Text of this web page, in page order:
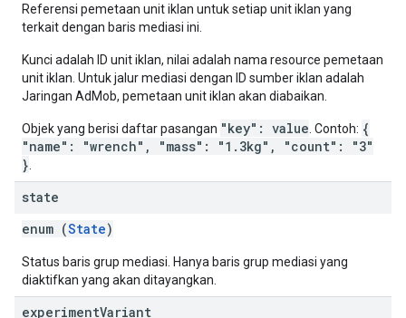
Referensi pemetaan unit iklan untuk setiap unit iklan yang
terkait dengan baris mediasi ini.
Kunci adalah ID unit iklan, nilai adalah nama resource pemetaan
unit iklan. Untuk jalur mediasi dengan ID sumber iklan adalah
Jaringan AdMob, pemetaan unit iklan akan diabaikan.
Objek yang berisi daftar pasangan "key": value . Contoh: {
"name": "wrench", "mass": "1.3kg", "count": "3"
}
state
enum (State)
Status baris grup mediasi. Hanya baris grup mediasi yang
diaktifkan yang akan ditayangkan.
experimentVariant